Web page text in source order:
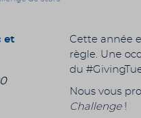
et
Cette année
règle. Une
du
Nous vous
Challenge!